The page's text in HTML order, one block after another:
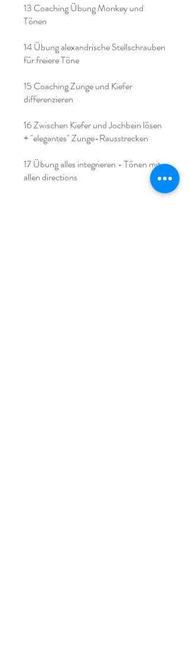
13 Coaching Übung Monkey und
Tönen
14 Übung alexandrische Stellschrauben
für freiere Töne
15 Coaching Zunge und Kiefer
differenzieren
16 Zwischen Kiefer und Jochbein lösen
+ "elegantes" Zunge-Rausstrecken
17 Übung alles integrieren - Tönen mit
allen directions